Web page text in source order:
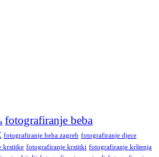
fotografiranje beba
fotografiranje beba zagreb fotografiranje djece
krstitke fotografiranje krstitki fotografiranje krštenja